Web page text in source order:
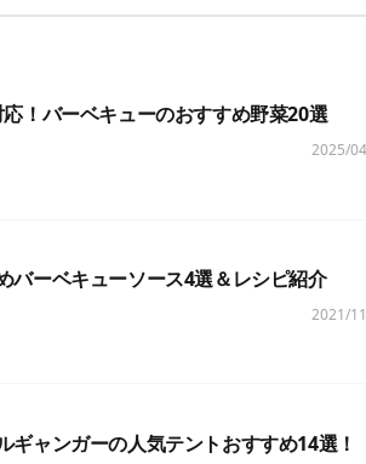
！バーベキューのおすすめ野菜20選
2025/
バーベキューソース4選＆レシピ紹介
2021/
ギャンガーの人気テントおすすめ14選！